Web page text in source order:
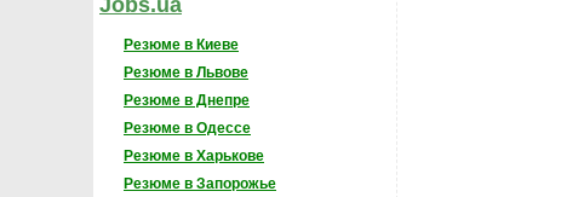
Jobs.ua
Резюме в Киеве
Резюме в Львове
Резюме в Днепре
Резюме в Одессе
Резюме в Харькове
Резюме в Запорожье